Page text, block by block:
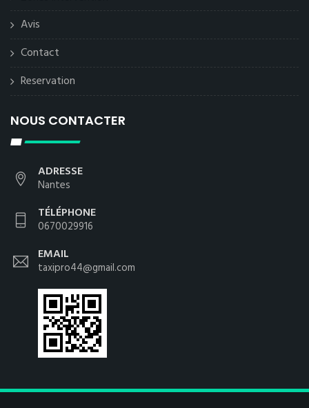
Avis
Contact
Reservation
NOUS CONTACTER
ADRESSE
Nantes
TÉLÉPHONE
0670029916
EMAIL
taxipro44@gmail.com